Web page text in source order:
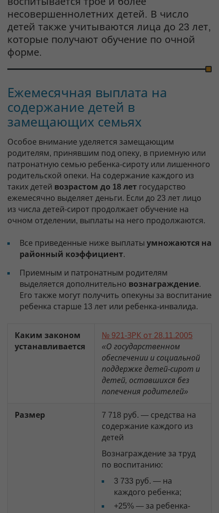
несовершеннолетних детей. В число
детей также учитываются лица до 23 лет,
которые получают обучение по очной
форме.
Ежемесячная выплата на
содержание детей в
замещающих семьях
Особое внимание уделяется замещающим
родителям, принявшим под опеку, в приемную или
патронатную семью ребенка-сироту или лишенного
родительской опеки. На содержание каждого из
таких детей возрастом до 18 лет государство
ежемесячно выделяет деньги. Если до 23 лет лицо
из числа детей-сирот продолжает обучение на
очном отделении, выплаты на него продолжаются.
Все приведенные ниже выплаты умножаются на
районный коэффициент.
Приемным и патронатным родителям
выделяется дополнительно вознаграждение.
Его также могут получить опекуны за воспитание
ребенка старше 13 лет или ребенка-инвалида.
Каким законом
устанавливается
№ 921-ЗРК от 28.11.2005
«О государственном
обеспечении и социальной
поддержке детей-сирот и
детей, оставшихся без
попечения родителей»
Размер
7 718 руб. — средства на
содержание каждого из
детей
Вознаграждение за труд
по воспитанию:
3 733 руб. — на
каждого ребенка;
+25% — за ребенка-